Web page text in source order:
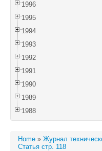
1996
1995
1994
1993
1992
1991
1990
1989
1988
Home » Журнал
Статья стр. 118